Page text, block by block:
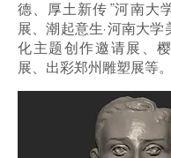
德、厚土新传”河南大
展、潮起意生·河南大学
化主题创作邀请展、
展、出彩郑州雕塑展等。